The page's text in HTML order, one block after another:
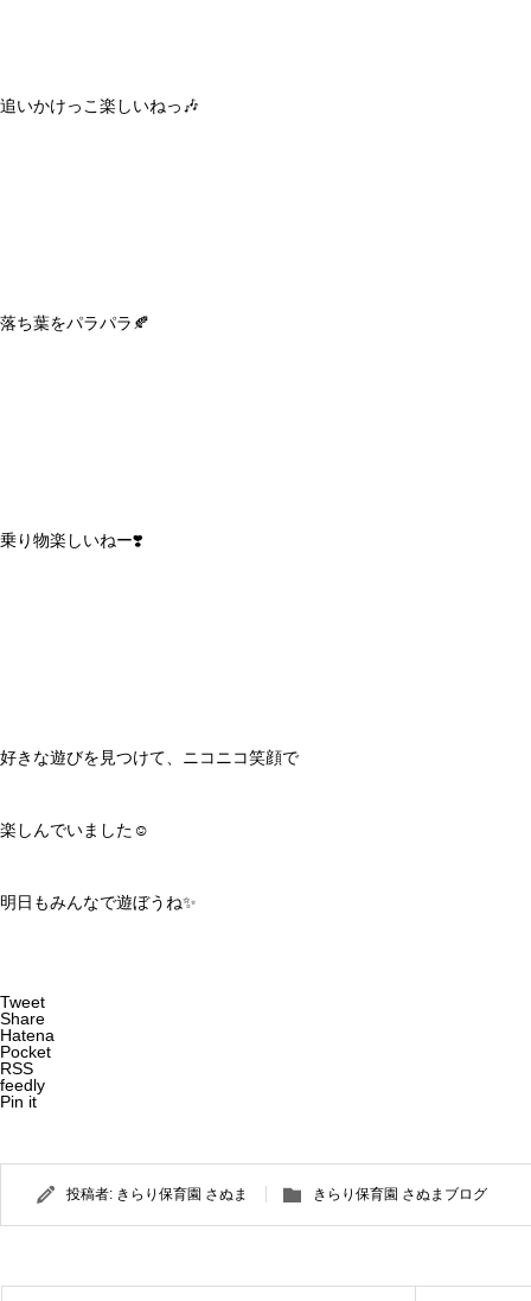
追いかけっこ楽しいねっ🎶
落ち葉をパラパラ🍂
乗り物楽しいねー❣️
好きな遊びを見つけて、ニコニコ笑顔で
楽しんでいました☺️
明日もみんなで遊ぼうね✨
Tweet
Share
Hatena
Pocket
RSS
feedly
Pin it
投稿者: きらり保育園 さぬま きらり保育園 さぬまブログ